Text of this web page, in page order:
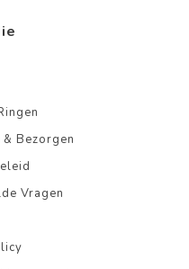
Bezorgen
Vragen